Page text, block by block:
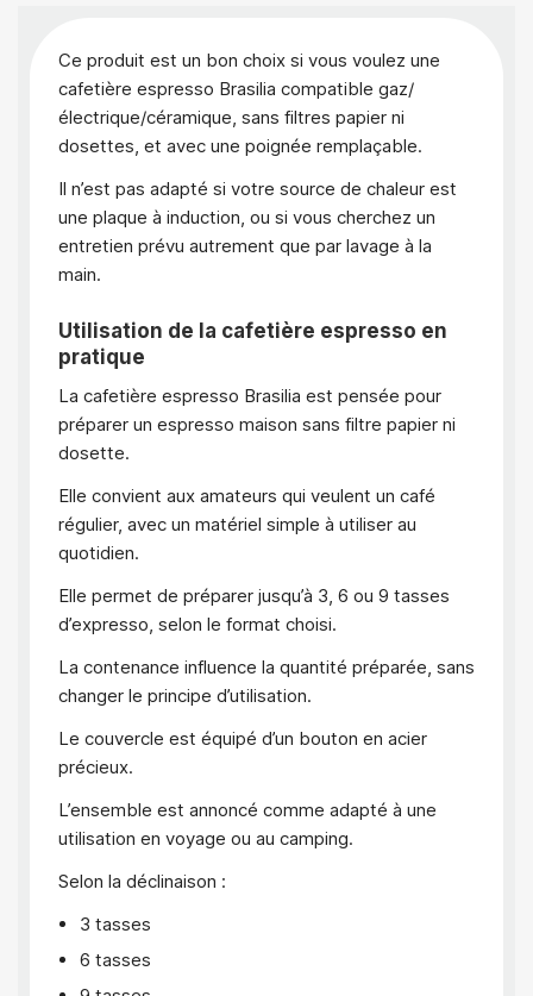
Ce produit est un bon choix si vous voulez une
cafetière espresso Brasilia compatible gaz/
électrique/céramique, sans filtres papier ni
dosettes, et avec une poignée remplaçable.
Il n’est pas adapté si votre source de chaleur est
une plaque à induction, ou si vous cherchez un
entretien prévu autrement que par lavage à la
main.
Utilisation de la cafetière espresso en
pratique
La cafetière espresso Brasilia est pensée pour
préparer un espresso maison sans filtre papier ni
dosette.
Elle convient aux amateurs qui veulent un café
régulier, avec un matériel simple à utiliser au
quotidien.
Elle permet de préparer jusqu’à 3, 6 ou 9 tasses
d’expresso, selon le format choisi.
La contenance influence la quantité préparée, sans
changer le principe d’utilisation.
Le couvercle est équipé d’un bouton en acier
précieux.
L’ensemble est annoncé comme adapté à une
utilisation en voyage ou au camping.
Selon la déclinaison :
3 tasses
6 tasses